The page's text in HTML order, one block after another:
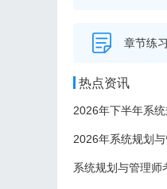
章节练习
热点资讯
2026年系统规划
系统规划与管理师